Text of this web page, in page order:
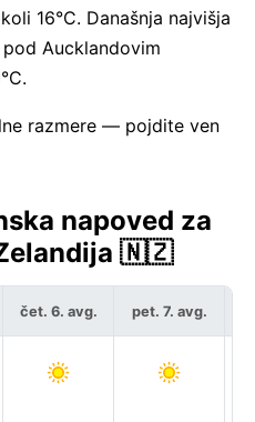
16°C. Današnja najvišja
Aucklandovim
razmere — pojdite ven
napoved za
🇳🇿
čet. 6. avg. pet. 7. avg.